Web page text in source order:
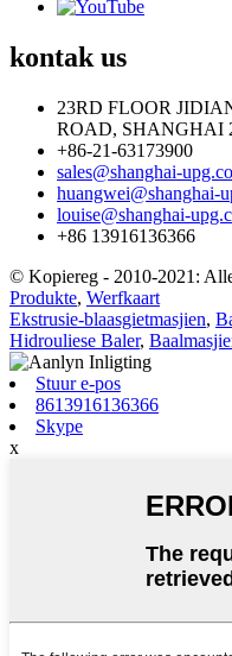
kontak us
23RD FLOOR
ROAD, SHANGHAI
+86-21-63173900
sales@shanghai-
huangwei@shanghai-
louise@shanghai-
+86 13916136366
© Kopiereg - 2010-2021:
Produkte, Werfkaart
Ekstrusie-blaasgietmasjien,
Hidrouliese Baler,
Stuur e-pos
8613916136366
Skype
x